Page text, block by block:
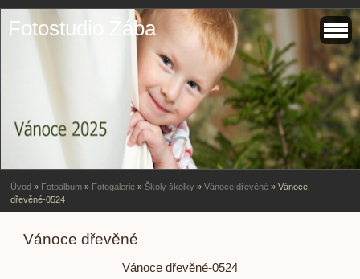
Fotostudio Žába
Úvod » Fotoalbum » Fotogalerie » Školy školky » Vánoce dřevěné » Vánoce
dřevěné-0524
Vánoce dřevěné
Vánoce dřevěné-0524